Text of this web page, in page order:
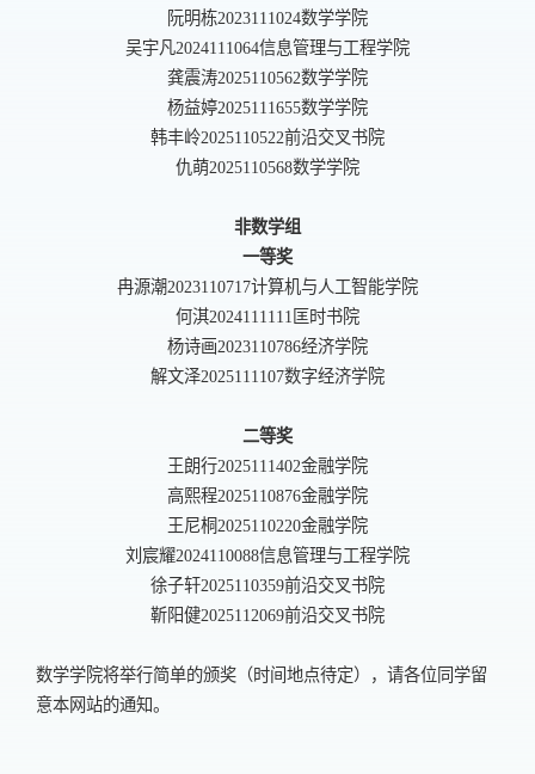
阮明栋2023111024数学学院
吴宇凡2024111064信息管理与工程学院
龚震涛2025110562数学学院
杨益婷2025111655数学学院
韩丰岭2025110522前沿交叉书院
仇萌2025110568数学学院
非数学组
一等奖
冉源潮2023110717计算机与人工智能学院
何淇2024111111 匡时书院
杨诗画2023110786经济学院
解文泽2025111107数字经济学院
二等奖
王朗行2025111402金融学院
高熙程2025110876金融学院
王尼桐2025110220金融学院
刘宸耀2024110088信息管理与工程学院
徐子轩2025110359前沿交叉书院
靳阳健2025112069前沿交叉书院
数学学院将举行简单的颁奖（时间地点待定），请各位同学留
意本网站的通知。